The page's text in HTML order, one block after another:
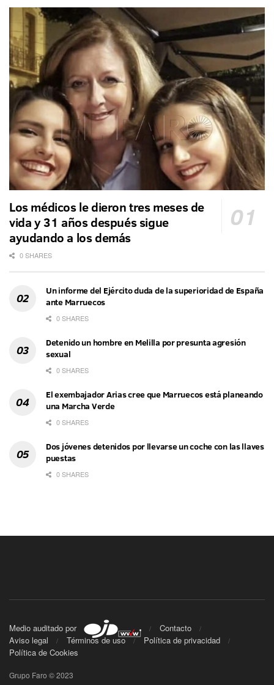
Los médicos le dieron tres meses de
vida y 31 años después sigue
ayudando a los demás
0 SHARES
Un informe del Ejército duda de la superioridad de España
ante Marruecos
0 SHARES
Detenido un hombre en Melilla por presunta agresión
sexual
0 SHARES
El exembajador Arias cree que Marruecos está planeando
una Marcha Verde
0 SHARES
Dos jóvenes detenidos por llevarse un coche con las llaves
puestas
0 SHARES
Medio auditado por
Contacto
Aviso legal
Términos de uso
Política de privacidad
Política de Cookies
Grupo Faro © 2023